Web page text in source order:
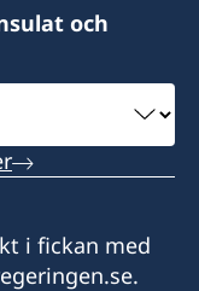
sedan ut
samt j.nr
e-post och
en e-post
13.30 -
och
i fickan med